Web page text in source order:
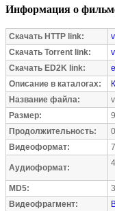
Информация о
Скачать HTTP link:
Скачать Torrent link:
Скачать ED2K link:
Описание в каталогах:
Название файла:
Размер:
Продолжительность:
Видеоформат:
Аудиоформат:
MD5:
Видеофрагмент: